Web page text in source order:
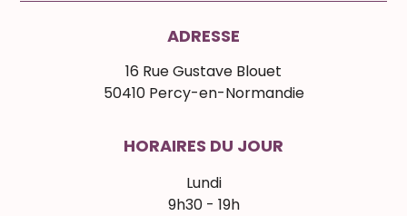
ADRESSE
16 Rue Gustave Blouet
50410 Percy-en-Normandie
HORAIRES DU JOUR
Lundi
9h30 - 19h